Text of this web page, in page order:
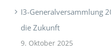
I3-Generalversammlung
die Zukunft
9. Oktober 2025